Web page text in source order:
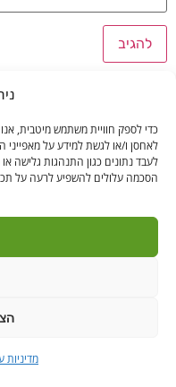
לאחסן ו/או לגשת למידע על מאפייני
לעבד נתונים כגון התנהגות גלישה
הסכמה עלולים להשפיע לרעה על
מדיניות
בקרו אותנו